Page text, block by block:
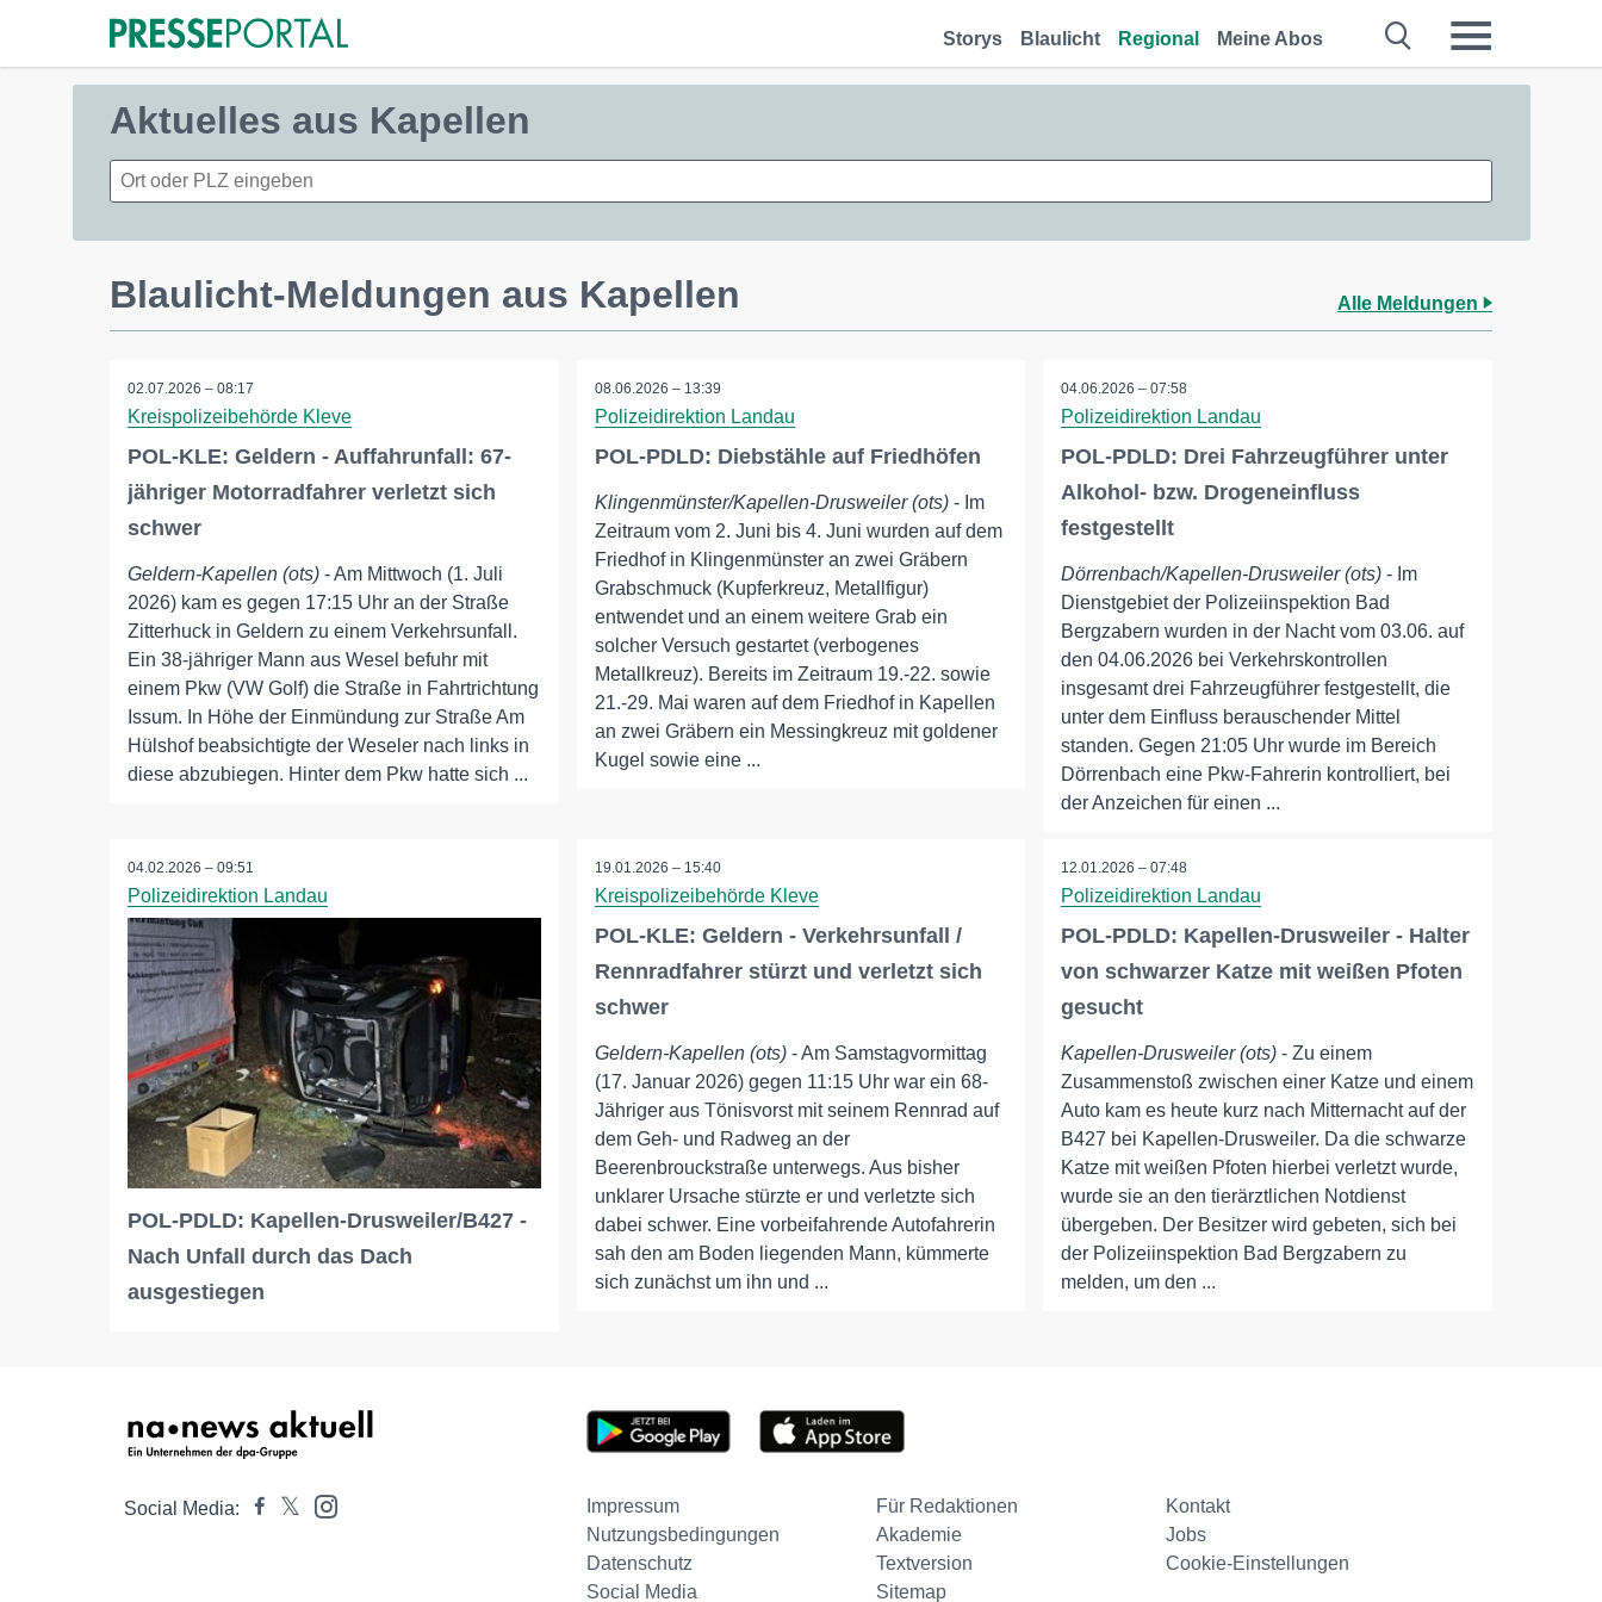
Storys Blaulicht Regional Meine Abos
Aktuelles aus Kapellen
Blaulicht-Meldungen aus Kapellen Alle Meldungen
02.07.2026 – 08:17
Kreispolizeibehörde Kleve
POL-KLE: Geldern - Auffahrunfall: 67-
jähriger Motorradfahrer verletzt sich
schwer
Geldern-Kapellen (ots) - Am Mittwoch (1. Juli
2026) kam es gegen 17:15 Uhr an der Straße
Zitterhuck in Geldern zu einem Verkehrsunfall.
Ein 38-jähriger Mann aus Wesel befuhr mit
einem Pkw (VW Golf) die Straße in Fahrtrichtung
Issum. In Höhe der Einmündung zur Straße Am
Hülshof beabsichtigte der Weseler nach links in
diese abzubiegen. Hinter dem Pkw hatte sich ...
08.06.2026 – 13:39
Polizeidirektion Landau
POL-PDLD: Diebstähle auf Friedhöfen
Klingenmünster/Kapellen-Drusweiler (ots)- Im
Zeitraum vom 2. Juni bis 4. Juni wurden auf dem
Friedhof in Klingenmünster an zwei Gräbern
Grabschmuck (Kupferkreuz, Metallfigur)
entwendet und an einem weitere Grab ein
solcher Versuch gestartet (verbogenes
Metallkreuz). Bereits im Zeitraum 19.-22. sowie
21.-29. Mai waren auf dem Friedhof in Kapellen
an zwei Gräbern ein Messingkreuz mit goldener
Kugel sowie eine ...
04.06.2026 – 07:58
Polizeidirektion Landau
POL-PDLD: Drei Fahrzeugführer unter
Alkohol- bzw. Drogeneinfluss
festgestellt
Dörrenbach/Kapellen-Drusweiler (ots) - Im
Dienstgebiet der Polizeiinspektion Bad
Bergzabern wurden in der Nacht vom 03.06. auf
den 04.06.2026 bei Verkehrskontrollen
insgesamt drei Fahrzeugführer festgestellt, die
unter dem Einfluss berauschender Mittel
standen. Gegen 21:05 Uhr wurde im Bereich
Dörrenbach eine Pkw-Fahrerin kontrolliert, bei
der Anzeichen für einen ...
04.02.2026 – 09:51
Polizeidirektion Landau
POL-PDLD: Kapellen-Drusweiler/B427 -
Nach Unfall durch das Dach
ausgestiegen
19.01.2026 – 15:40
Kreispolizeibehörde Kleve
POL-KLE: Geldern - Verkehrsunfall /
Rennradfahrer stürzt und verletzt sich
schwer
Geldern-Kapellen (ots)- Am Samstagvormittag
(17. Januar 2026) gegen 11:15 Uhr war ein 68-
Jähriger aus Tönisvorst mit seinem Rennrad auf
dem Geh- und Radweg an der
Beerenbrouckstraße unterwegs. Aus bisher
unklarer Ursache stürzte er und verletzte sich
dabei schwer. Eine vorbeifahrende Autofahrerin
sah den am Boden liegenden Mann, kümmerte
sich zunächst um ihn und ...
12.01.2026 – 07:48
Polizeidirektion Landau
POL-PDLD: Kapellen-Drusweiler - Halter
von schwarzer Katze mit weißen Pfoten
gesucht
Kapellen-Drusweiler (ots) - Zu einem
Zusammenstoß zwischen einer Katze und einem
Auto kam es heute kurz nach Mitternacht auf der
B427 bei Kapellen-Drusweiler. Da die schwarze
Katze mit weißen Pfoten hierbei verletzt wurde,
wurde sie an den tierärztlichen Notdienst
übergeben. Der Besitzer wird gebeten, sich bei
der Polizeiinspektion Bad Bergzabern zu
melden, um den ...
Social Media: Impressum Für Redaktionen
Kontakt
Nutzungsbedingungen
Akademie
Jobs
Datenschutz
Textversion
Cookie-Einstellungen
Social Media
Sitemap